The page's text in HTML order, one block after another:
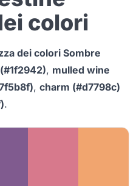
colori
dei colori Sombre
, mulled wine
, charm (#d7798c)
.